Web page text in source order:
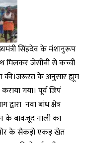
सिंहदेव के मंशानुरूप
मिलकर जेसीबी से कच्ची
की।जरूरत के अनुसार ह्यूम
गया। पूर्व जिपं
नवा बांध क्षेत्र
के बावजूद नाली का
ओर के सैकड़ो एकड़ खेत